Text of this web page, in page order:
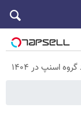
اسنپ در ۱۴۰۴